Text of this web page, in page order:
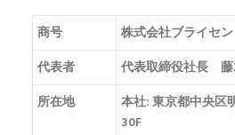
商号
株式会社ブライセン
代表者
代表取締役社長 藤
所在地
本社: 東京都中央区
30F